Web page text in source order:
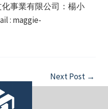
事業有限公司：楊小
: maggie-
Next Post →